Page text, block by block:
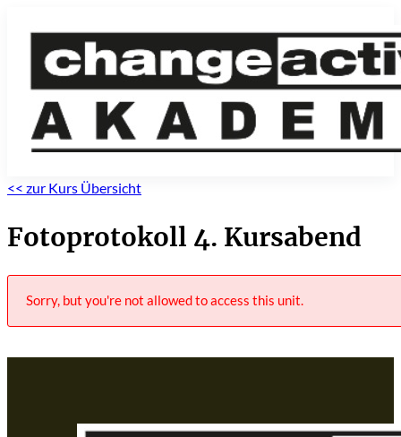
<< zur Kurs Übersicht
Fotoprotokoll 4. Kursabend
Sorry, but you're not allowed to access this unit.